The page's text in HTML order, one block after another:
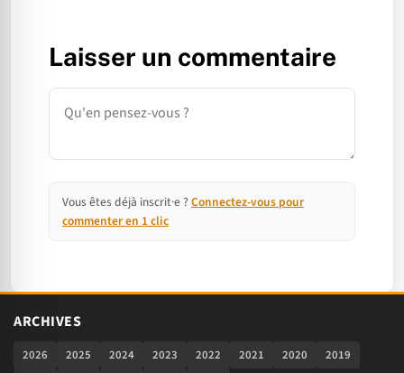
Laisser un commentaire
Commentaire
Vous êtes déjà inscrit·e ? Connectez-vous pour
commenter en 1 clic
ARCHIVES
2026 2025 2024 2023 2022 2021 2020
2019